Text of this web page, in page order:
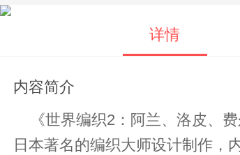
详情
内容简介
《世界编织2：阿兰、洛皮、费
日本著名的编织大师设计制作，